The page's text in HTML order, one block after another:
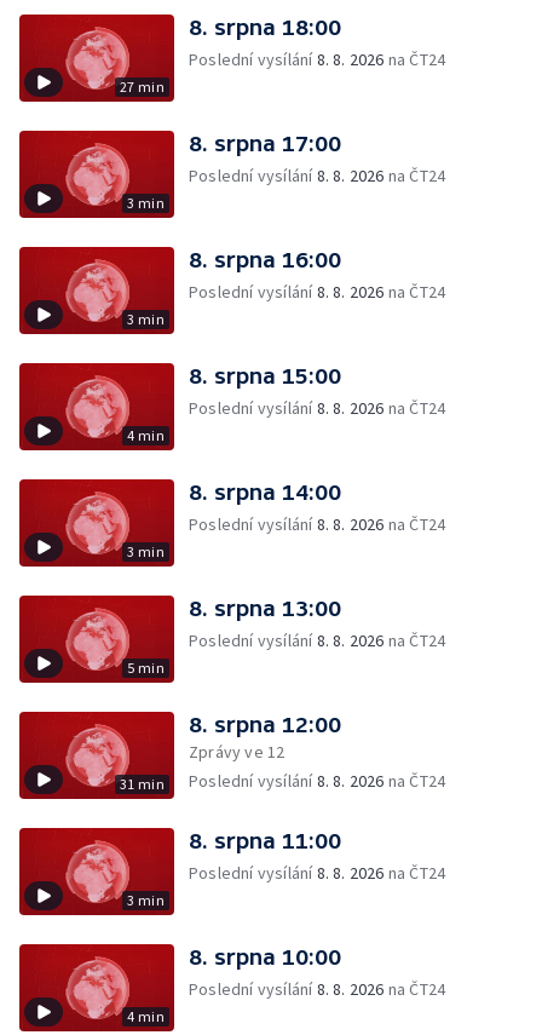
27 min
8. srpna 18:00
Poslední vysílání8. 8. 2026 na ČT24
3 min
8. srpna 17:00
Poslední vysílání8. 8. 2026 na ČT24
3 min
8. srpna 16:00
Poslední vysílání8. 8. 2026 na ČT24
4 min
8. srpna 15:00
Poslední vysílání8. 8. 2026 na ČT24
3 min
8. srpna 14:00
Poslední vysílání8. 8. 2026 na ČT24
5 min
8. srpna 13:00
Poslední vysílání8. 8. 2026 na ČT24
31 min
8. srpna 12:00
Zprávy ve 12
Poslední vysílání8. 8. 2026 na ČT24
3 min
8. srpna 11:00
Poslední vysílání8. 8. 2026 na ČT24
4 min
8. srpna 10:00
Poslední vysílání8. 8. 2026 na ČT24